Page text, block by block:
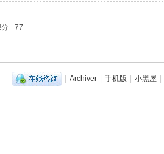
77
| Archiver | 手机版 | 小黑屋 |